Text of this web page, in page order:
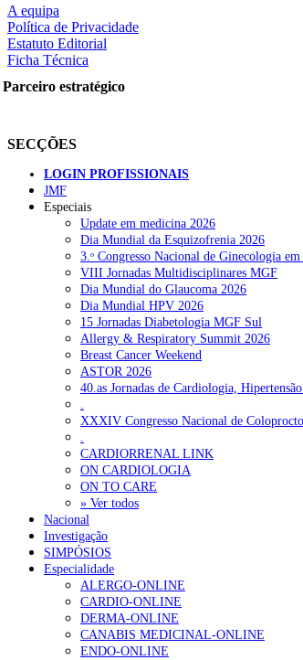
nas redes sociais:
RECENTES
Quase 11.900 jovens recorreram aos cheques
ULS de Coimbra estreia cirurgia endoscópica
Enfermeiros exigem esclarecimentos sobre
Ordem dos Médicos alerta para riscos no novo
Portugal está a formar os médicos de que precisa?
MAIS LIDAS
Enfermagem Forense. “Da urgência ao
202 visualizações
Alguns milhares de utentes podem ficar
155 visualizações
A equipa
Política de Privacidade
Estatuto Editorial
Ficha Técnica
Parceiro estratégico
SECÇÕES
LOGIN PROFISSIONAIS
JMF
Especiais
Update em medicina 2026
Dia Mundial da Esquizofrenia 2026
3.ᵒ Congresso Nacional de Ginecologia
VIII Jornadas Multidisciplinares MGF
Dia Mundial do Glaucoma 2026
Dia Mundial HPV 2026
15 Jornadas Diabetologia MGF Sul
Allergy & Respiratory Summit 2026
Breast Cancer Weekend
ASTOR 2026
40.as Jornadas de Cardiologia,
.
XXXIV Congresso Nacional de
.
CARDIORRENAL LINK
ON CARDIOLOGIA
ON TO CARE
» Ver todos
Nacional
Investigação
SIMPÓSIOS
Especialidade
ALERGO-ONLINE
CARDIO-ONLINE
DERMA-ONLINE
CANABIS MEDICINAL-ONLINE
ENDO-ONLINE